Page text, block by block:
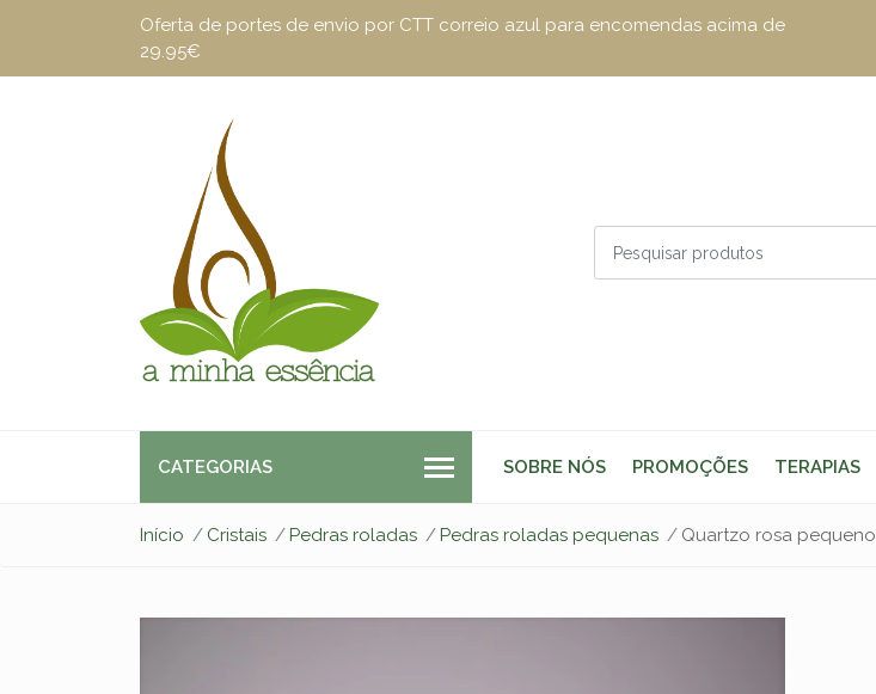
Oferta de portes de envio por CTT correio azul para encomendas acima de
29.95€
CATEGORIAS SOBRE NÓS PROMOÇÕES TERAPIAS
Início Cristais Pedras roladas Pedras roladas pequenas Quartzo rosa pequeno